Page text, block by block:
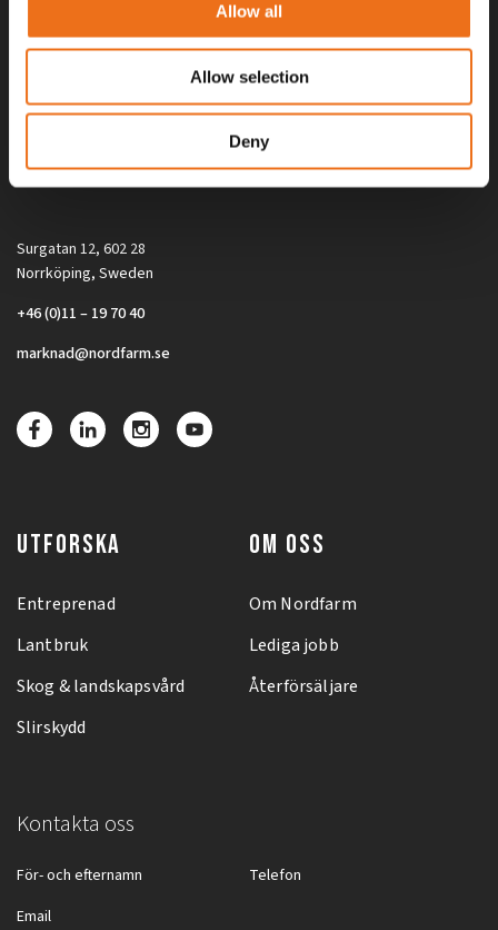
Allow all
Allow selection
Deny
Alla priser på tillbehör och tillval gäller vid köp av ny maskin. Priserna
gäller inte vid köp av enskild produkt, till exempel
Surgatan 12, 602 28
Norrköping, Sweden
+46 (0)11 – 19 70 40
marknad@nordfarm.se
UTFORSKA
Entreprenad
Lantbruk
Skog & landskapsvård
Slirskydd
OM OSS
Om Nordfarm
Lediga jobb
Återförsäljare
Kontakta oss